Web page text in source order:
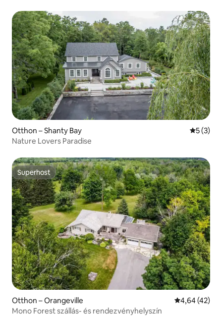
Otthon – Shanty Bay Átlagos
5 (3)
Nature Lovers Paradise
Superhost
Superhost
Otthon – Orangeville Átlagos
4,64 (42)
Mono Forest szállás- és rendezvényhelyszín